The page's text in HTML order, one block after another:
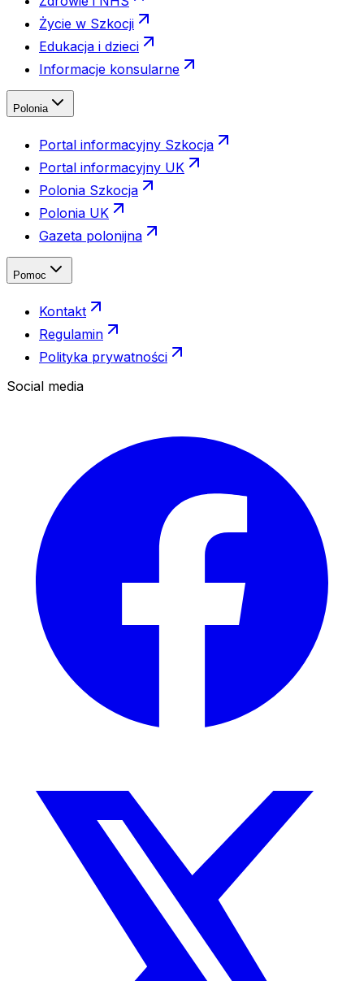
Życie w Szkocji
Edukacja i dzieci
Informacje konsularne
Polonia
Portal informacyjny Szkocja
Portal informacyjny UK
Polonia Szkocja
Polonia UK
Gazeta polonijna
Pomoc
Kontakt
Regulamin
Polityka prywatności
Social media